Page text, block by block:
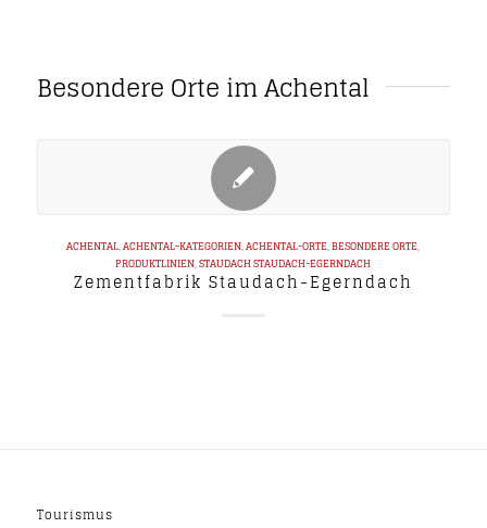
Besondere Orte im Achental
ACHENTAL,ACHENTAL-KATEGORIEN,ACHENTAL-ORTE,BESONDERE ORTE,
PRODUKTLINIEN,STAUDACHSTAUDACH-EGERNDACH
Zementfabrik Staudach-Egerndach
Tourismus